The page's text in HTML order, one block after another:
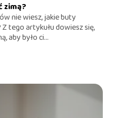
zimą?
nie wiesz, jakie buty
tego artykułu dowiesz się,
aby było ci...